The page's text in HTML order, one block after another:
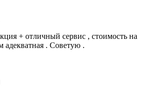
+ отличный сервис , стоимость на
адекватная . Советую .